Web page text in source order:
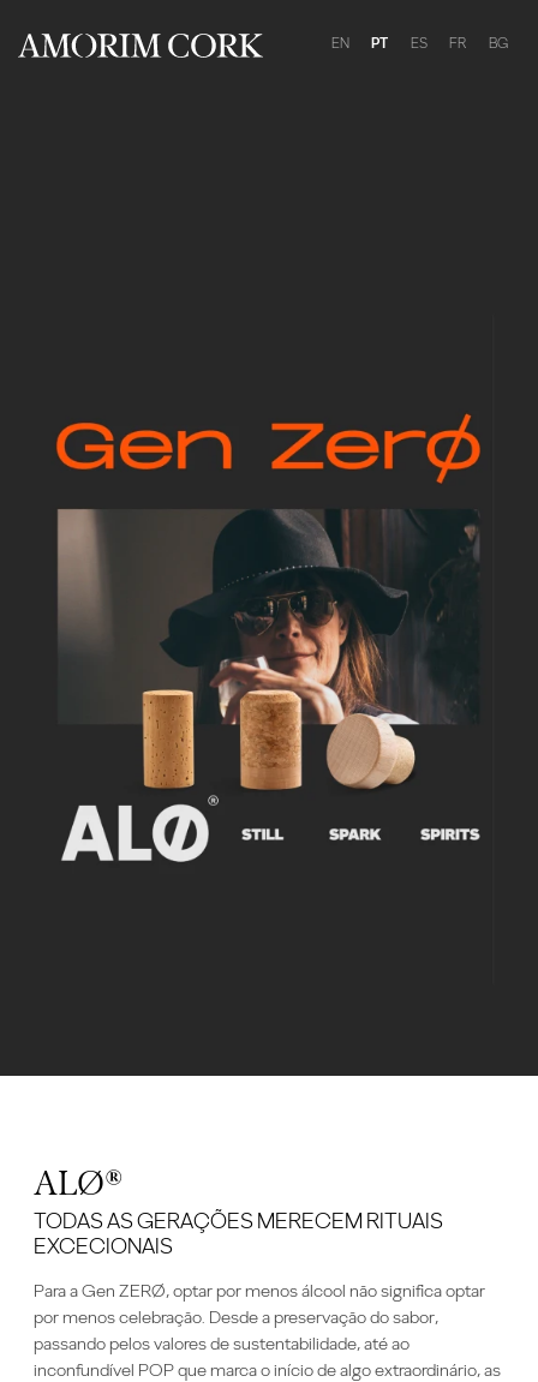
EN PT ES FR BG
ALØ®
TODAS AS GERAÇÕES MERECEM RITUAIS
EXCECIONAIS
Para a Gen ZERØ, optar por menos álcool não significa optar
por menos celebração. Desde a preservação do sabor,
passando pelos valores de sustentabilidade, até ao
inconfundível POP que marca o início de algo extraordinário, as